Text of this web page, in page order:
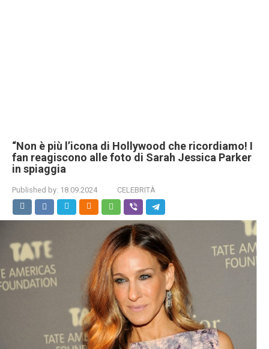
“Non è più l’icona di Hollywood che ricordiamo! I
fan reagiscono alle foto di Sarah Jessica Parker
in spiaggia
Published by: 18.09.2024 CELEBRITÀ